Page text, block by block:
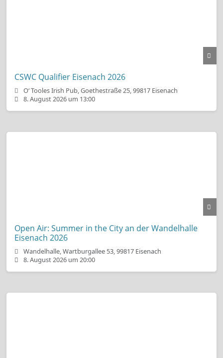
CSWC Qualifier Eisenach 2026
O‘ Tooles Irish Pub, Goethestraße 25, 99817 Eisenach
8. August 2026 um 13:00
Open Air: Summer in the City an der Wandelhalle
Eisenach 2026
Wandelhalle, Wartburgallee 53, 99817 Eisenach
8. August 2026 um 20:00